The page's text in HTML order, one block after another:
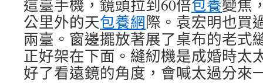
這臺手機，鏡頭拉到60倍包養變焦
公里外的天包養網際。袁宏明也買
兩臺。窗邊擺放著展了桌布的老式
正好架在下面。縫紉機是成婚時太
好了看遠鏡的角度，會喊太過分來